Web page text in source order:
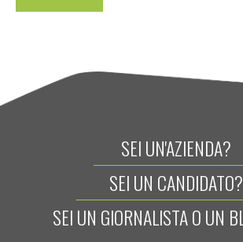
SEI UN'AZIENDA?
SEI UN CANDIDATO?
SEI UN GIORNALISTA O UN